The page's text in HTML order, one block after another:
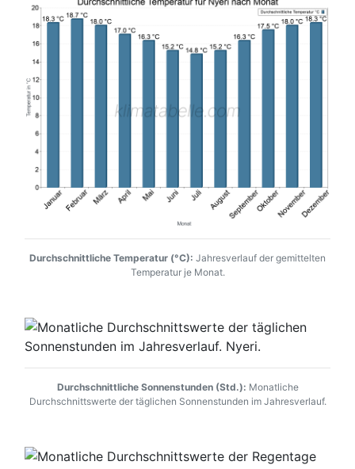
Durchschnittliche Temperatur (°C): Jahresverlauf der gemittelten
Temperatur je Monat.
Durchschnittliche Sonnenstunden (Std.): Monatliche
Durchschnittswerte der täglichen Sonnenstunden im Jahresverlauf.